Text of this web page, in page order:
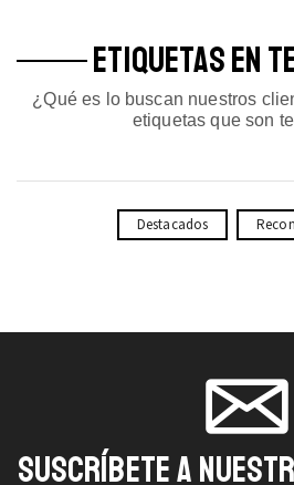
ETIQUETAS EN
¿Qué es lo buscan nuestros
etiquetas que son
Destacados
SUSCRÍBETE A